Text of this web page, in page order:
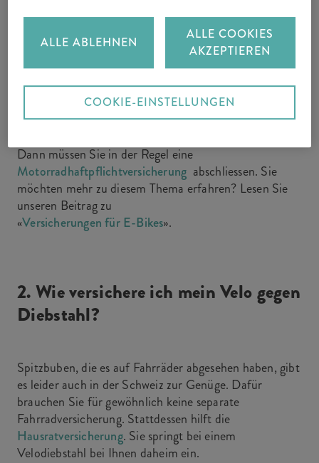
Schäden, die Sie mit Ihrem Velo anderen Personen
zufügen, sind in der Regel über IhrePrivathaftpflicht
gedeckt – seien es Sachschäden oder Verletzungen.
Eine separate Haftpflicht für Ihr Velo brauchen Sie
also nicht.
Anders sieht es bei E-Bikes aus: Wenn Sie ein gelbes
Dann müssen Sie in der Regel eine
Motorradhaftpflichtversicherung abschliessen. Sie
möchten mehr zu diesem Thema erfahren? Lesen Sie
unseren Beitrag zu
«Versicherungen für E-Bikes».
2. Wie versichere ich mein Velo gegen
Diebstahl?
Spitzbuben, die es auf Fahrräder abgesehen haben, gibt
es leider auch in der Schweiz zur Genüge. Dafür
brauchen Sie für gewöhnlich keine separate
Fahrradversicherung. Stattdessen hilft die
Hausratversicherung. Sie springt bei einem
Velodiebstahl bei Ihnen daheim ein.
ALLE ABLEHNEN
ALLE COOKIES
AKZEPTIEREN
COOKIE-EINSTELLUNGEN